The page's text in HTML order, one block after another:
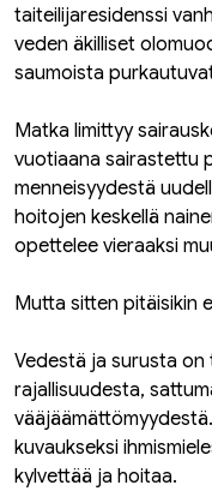
taiteilijaresidenssi
veden äkilliset
saumoista
Matka limittyy
vuotiaana sairastettu
menneisyydestä
hoitojen keskellä
opettelee vieraaksi
Mutta sitten pitäisikin
Vedestä ja surusta
rajallisuudesta,
kuvaukseksi
kylvettää ja hoitaa.